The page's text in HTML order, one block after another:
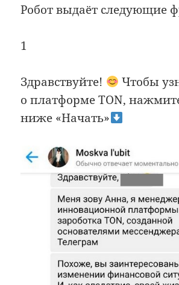
Робот выдаёт следующие
1
Здравствуйте!
Чтобы
о платформе TON,
ниже «Начать»